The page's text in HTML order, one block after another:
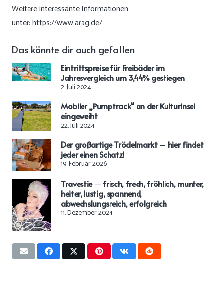
Weitere interessante Informationen
unter:https://www.arag.de/…
Das könnte dir auch gefallen
Eintrittspreise für Freibäder im
Jahresvergleich um 3,44% gestiegen
2. Juli 2024
Mobiler „Pumptrack“ an der Kulturinsel
eingeweiht
22. Juli 2024
Der großartige Trödelmarkt – hier findet
jeder einen Schatz!
19. Februar 2026
Travestie – frisch, frech, fröhlich, munter,
heiter, lustig, spannend,
abwechslungsreich, erfolgreich
11. Dezember 2024